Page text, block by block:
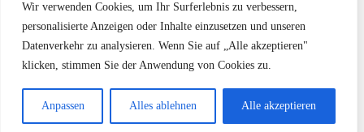
Wir verwenden Cookies, um Ihr Surferlebnis zu verbessern,
personalisierte Anzeigen oder Inhalte einzusetzen und unseren
Datenverkehr zu analysieren. Wenn Sie auf „Alle akzeptieren"
klicken, stimmen Sie der Anwendung von Cookies zu.
Anpassen Alles ablehnen Alle akzeptieren
Copyright © 2025 DIE LINKE Kassel-Stadt
Datenschutz